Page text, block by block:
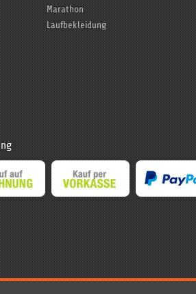
Marathon
Laufbekleidung